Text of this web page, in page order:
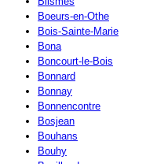
Boeurs-en-Othe
Bois-Sainte-Marie
Bona
Boncourt-le-Bois
Bonnard
Bonnay
Bonnencontre
Bosjean
Bouhans
Bouhy